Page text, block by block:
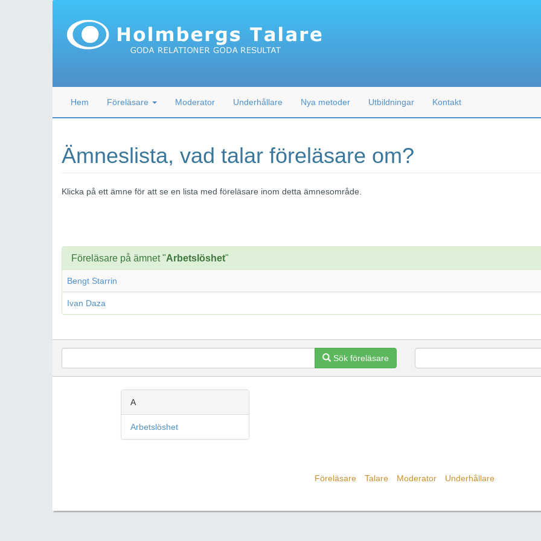
Hem Föreläsare Moderator Underhållare Nya metoder Utbildningar Kontakt
Ämneslista, vad talar föreläsare om?
Klicka på ett ämne för att se en lista med föreläsare inom detta ämnesområde.
Föreläsare på ämnet "Arbetslöshet"
Bengt Starrin
Ivan Daza
Sök föreläsare
A
Arbetslöshet
Föreläsare Talare Moderator Underhållare